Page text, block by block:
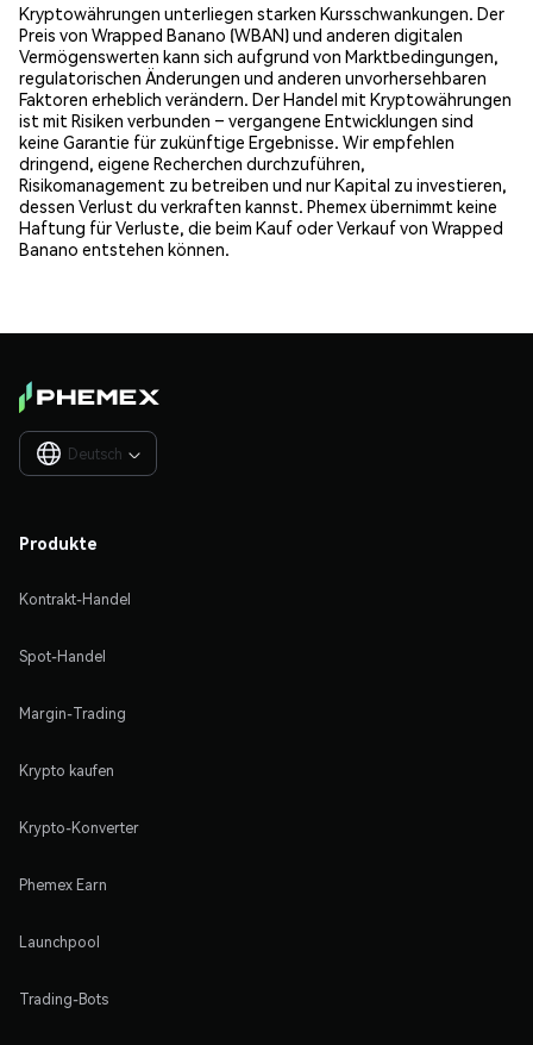
Kryptowährungen unterliegen starken Kursschwankungen. Der
Preis von Wrapped Banano (WBAN) und anderen digitalen
Vermögenswerten kann sich aufgrund von Marktbedingungen,
regulatorischen Änderungen und anderen unvorhersehbaren
Faktoren erheblich verändern. Der Handel mit Kryptowährungen
ist mit Risiken verbunden – vergangene Entwicklungen sind
keine Garantie für zukünftige Ergebnisse. Wir empfehlen
dringend, eigene Recherchen durchzuführen,
Risikomanagement zu betreiben und nur Kapital zu investieren,
dessen Verlust du verkraften kannst. Phemex übernimmt keine
Haftung für Verluste, die beim Kauf oder Verkauf von Wrapped
Banano entstehen können.
Deutsch 
Produkte
Kontrakt-Handel
Spot-Handel
Margin-Trading
Krypto kaufen
Krypto-Konverter
Phemex Earn
Launchpool
Trading-Bots